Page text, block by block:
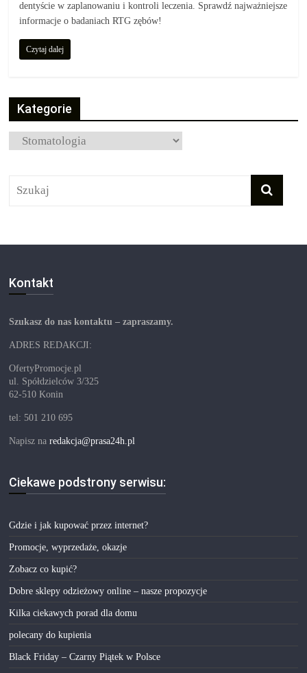
dentyście w zaplanowaniu i kontroli leczenia. Sprawdź najważniejsze
informacje o badaniach RTG zębów!
Czytaj dalej
Kategorie
Kategorie
Kontakt
Szukasz do nas kontaktu – zapraszamy.
ADRES REDAKCJI:
OfertyPromocje.pl
ul. Spółdzielców 3/325
62-510 Konin
tel: 501 210 695
Napisz naredakcja@prasa24h.pl
Ciekawe podstrony serwisu:
Gdzie i jak kupować przez internet?
Promocje, wyprzedaże, okazje
Zobacz co kupić?
Dobre sklepy odzieżowy online – nasze propozycje
Kilka ciekawych porad dla domu
polecany do kupienia
Black Friday – Czarny Piątek w Polsce